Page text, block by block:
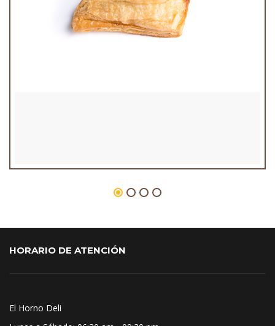
HORARIO DE ATENCIÓN
El Horno Deli